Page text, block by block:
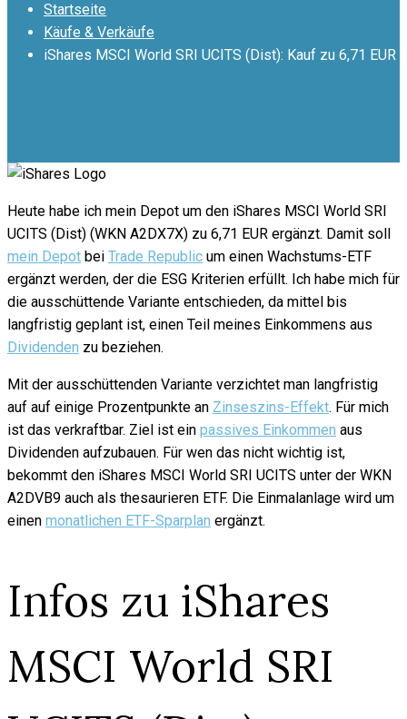
Startseite
Käufe & Verkäufe
iShares MSCI World SRI UCITS (Dist): Kauf zu 6,71 EUR
Heute habe ich mein Depot um den iShares MSCI World SRI
UCITS (Dist) (WKN A2DX7X) zu 6,71 EUR ergänzt. Damit soll
mein Depot bei Trade Republic um einen Wachstums-ETF
ergänzt werden, der die ESG Kriterien erfüllt. Ich habe mich für
die ausschüttende Variante entschieden, da mittel bis
langfristig geplant ist, einen Teil meines Einkommens aus
Dividenden zu beziehen.
Mit der ausschüttenden Variante verzichtet man langfristig
auf auf einige Prozentpunkte an Zinseszins-Effekt. Für mich
ist das verkraftbar. Ziel ist ein passives Einkommen aus
Dividenden aufzubauen. Für wen das nicht wichtig ist,
bekommt den iShares MSCI World SRI UCITS unter der WKN
A2DVB9 auch als thesaurieren ETF. Die Einmalanlage wird um
einen monatlichen ETF-Sparplan ergänzt.
Infos zu iShares
MSCI World SRI